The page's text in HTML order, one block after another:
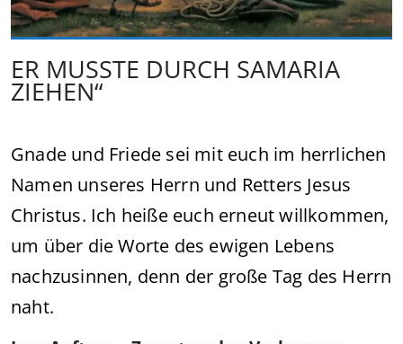
ER MUSSTE DURCH SAMARIA
ZIEHEN“
Gnade und Friede sei mit euch im herrlichen
Namen unseres Herrn und Retters Jesus
Christus. Ich heiße euch erneut willkommen,
um über die Worte des ewigen Lebens
nachzusinnen, denn der große Tag des Herrn
naht.